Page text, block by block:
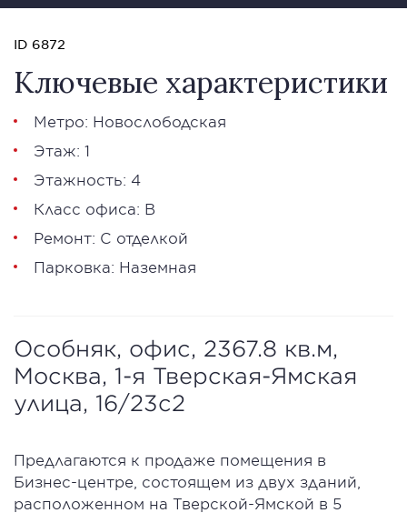
ID 6872
Ключевые характеристики
Метро: Новослободская
Этаж: 1
Этажность: 4
Класс офиса: В
Ремонт: С отделкой
Парковка: Наземная
Особняк, офис, 2367.8 кв.м,
Москва, 1-я Тверская-Ямская
улица, 16/23с2
Предлагаются к продаже помещения в
Бизнес-центре, состоящем из двух зданий,
расположенном на Тверской-Ямской в 5